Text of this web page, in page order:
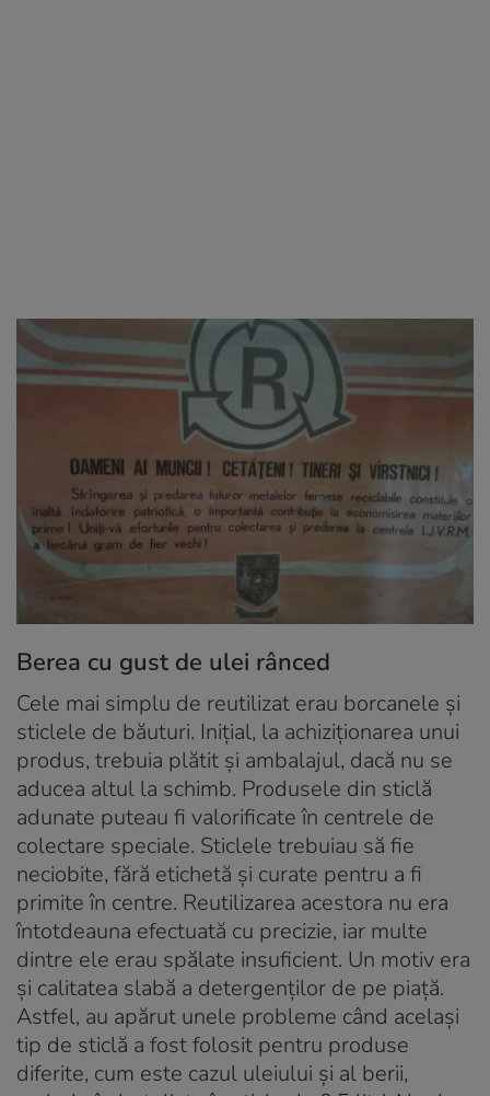
Berea cu gust de ulei rânced
Cele mai simplu de reutilizat erau borcanele și
sticlele de băuturi. Inițial, la achiziționarea unui
produs, trebuia plătit și ambalajul, dacă nu se
aducea altul la schimb. Produsele din sticlă
adunate puteau fi valorificate în centrele de
colectare speciale. Sticlele trebuiau să fie
neciobite, fără etichetă și curate pentru a fi
primite în centre. Reutilizarea acestora nu era
întotdeauna efectuată cu precizie, iar multe
dintre ele erau spălate insuficient. Un motiv era
și calitatea slabă a detergenților de pe piață.
Astfel, au apărut unele probleme când același
tip de sticlă a fost folosit pentru produse
diferite, cum este cazul uleiului și al berii,